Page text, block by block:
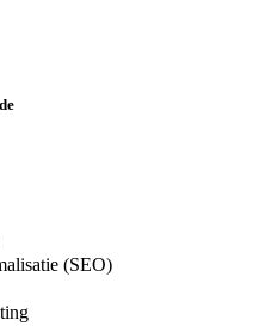
(SEO)